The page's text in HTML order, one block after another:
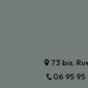
73 bis,
06 95 95